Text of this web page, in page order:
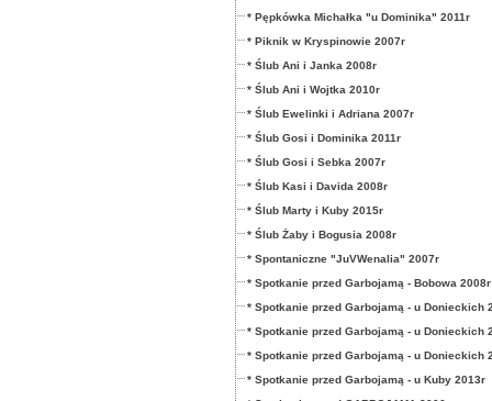
* Pępkówka Michałka "u Dominika" 2011r
* Piknik w Kryspinowie 2007r
* Ślub Ani i Janka 2008r
* Ślub Ani i Wojtka 2010r
* Ślub Ewelinki i Adriana 2007r
* Ślub Gosi i Dominika 2011r
* Ślub Gosi i Sebka 2007r
* Ślub Kasi i Davida 2008r
* Ślub Marty i Kuby 2015r
* Ślub Żaby i Bogusia 2008r
* Spontaniczne "JuVWenalia" 2007r
* Spotkanie przed Garbojamą - Bobowa 2008r
* Spotkanie przed Garbojamą - u Donieckich
* Spotkanie przed Garbojamą - u Donieckich
* Spotkanie przed Garbojamą - u Donieckich
* Spotkanie przed Garbojamą - u Kuby 2013r